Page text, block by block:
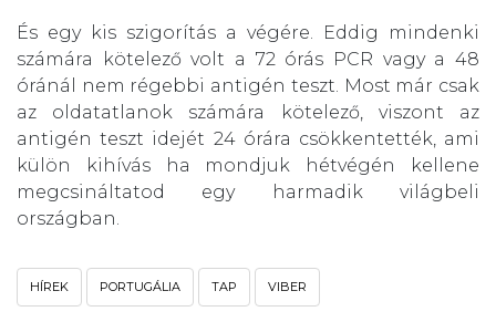
És egy kis szigorítás a végére. Eddig mindenki
számára kötelező volt a 72 órás PCR vagy a 48
óránál nem régebbi antigén teszt. Most már csak
az oldatatlanok számára kötelező, viszont az
antigén teszt idejét 24 órára csökkentették, ami
külön kihívás ha mondjuk hétvégén kellene
megcsináltatod egy harmadik világbeli
országban.
HÍREK PORTUGÁLIA TAP VIBER